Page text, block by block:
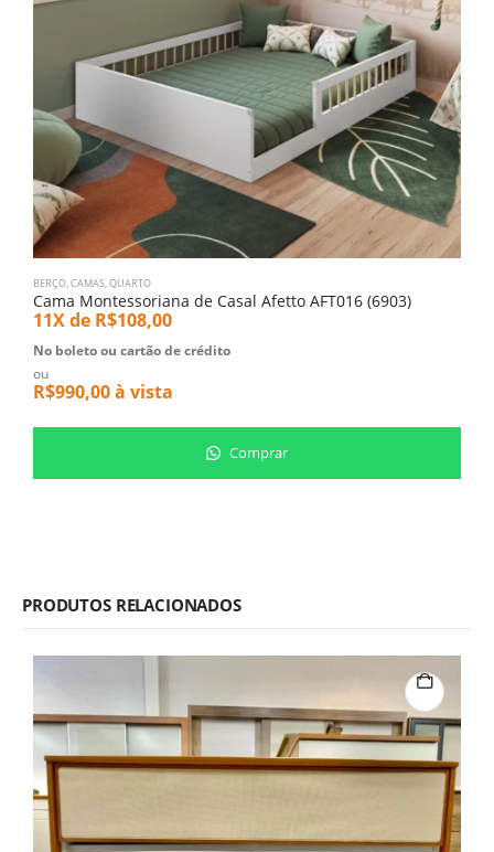
BERÇO,CAMAS,QUARTO
Cama Montessoriana de Casal Afetto AFT016 (6903)
11X de R$108,00
No boleto ou cartão de crédito
ou
R$990,00à vista
Comprar
PRODUTOS RELACIONADOS